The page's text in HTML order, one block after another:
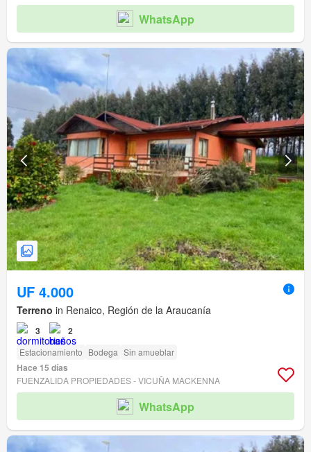
WhatsApp
UF 4.000
Terreno in Renaico, Región de la Araucanía
3 2
Estacionamiento Bodega Sin amueblar
Hace 15 días
FUENZALIDA PROPIEDADES - VICUÑA MACKENNA
WhatsApp